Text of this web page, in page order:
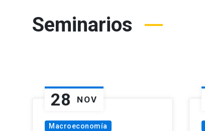
Seminarios
28 NOV
Macroeconomía